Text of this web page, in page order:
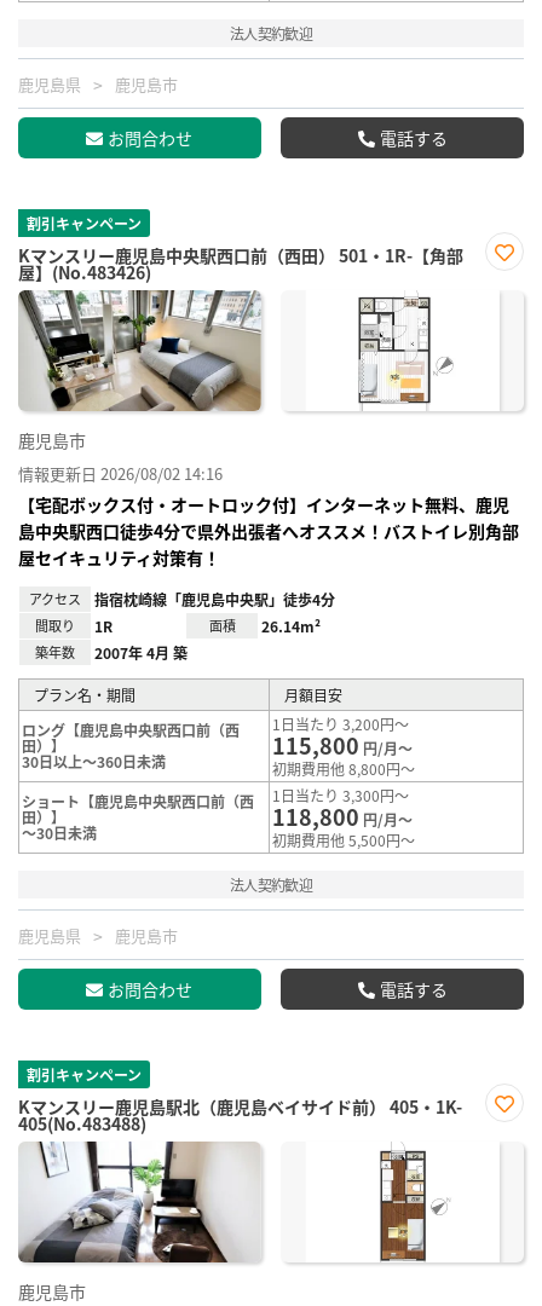
法人契約歓迎
鹿児島県 鹿児島市
お問合わせ 電話する
割引キャンペーン
Kマンスリー鹿児島中央駅西口前（西田） 501・1R-【角部
屋】(No.483426)
に入
鹿児島市
情報更新日 2026/08/02 14:16
【宅配ボックス付・オートロック付】インターネット無料、鹿児
島中央駅西口徒歩4分で県外出張者へオススメ！バストイレ別角部
屋セイキュリティ対策有！
アクセス 指宿枕崎線「鹿児島中央駅」徒歩4分
間取り 1R 面積 26.14m²
築年数 2007年 4月 築
プラン名・期間
月額目安
ロング【鹿児島中央駅西口前（西
田）】
30日以上～360日未満
1日当たり 3,200円～
115,800 円/月～
初期費用他 8,800円～
ショート【鹿児島中央駅西口前（西
田）】
～30日未満
1日当たり 3,300円～
118,800 円/月～
初期費用他 5,500円～
法人契約歓迎
鹿児島県 鹿児島市
お問合わせ 電話する
割引キャンペーン
Kマンスリー鹿児島駅北（鹿児島ベイサイド前） 405・1K-
405(No.483488)
に入
鹿児島市